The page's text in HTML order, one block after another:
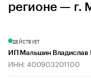
регионе — г.
ДЕЙСТВУЕТ
ИП Мальшин Владислав
ИНН: 400903201100